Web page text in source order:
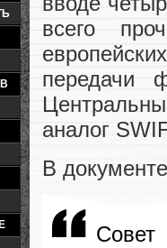
всего
передачи
аналог
В
Совет